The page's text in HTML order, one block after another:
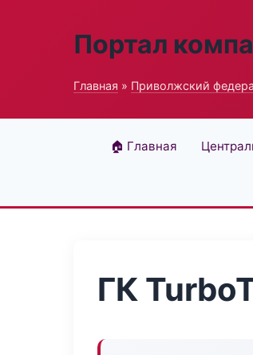
Портал
Главная » Приволжский
🏠 Главная
ГК